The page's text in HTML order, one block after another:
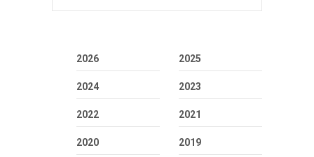
2026 2025
2024 2023
2022 2021
2020 2019